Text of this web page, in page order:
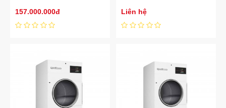
157.000.000đ
Liên hệ